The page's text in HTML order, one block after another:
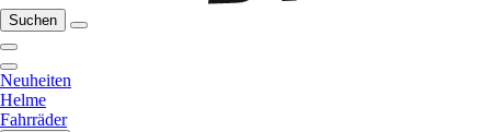
Suchen
Neuheiten
Helme
Fahrräder